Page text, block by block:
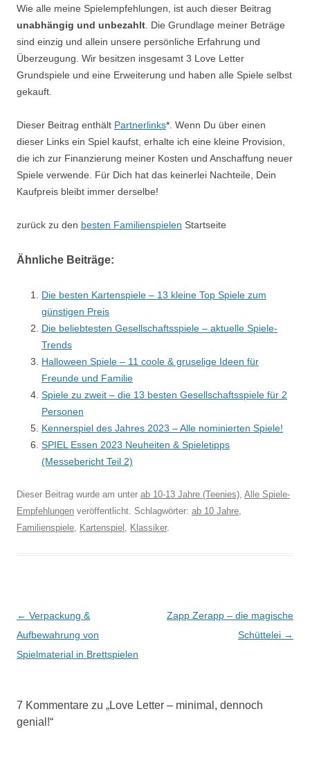
Wie alle meine Spielempfehlungen, ist auch dieser Beitrag
unabhängig und unbezahlt. Die Grundlage meiner Beträge
sind einzig und allein unsere persönliche Erfahrung und
Überzeugung. Wir besitzen insgesamt 3 Love Letter
Grundspiele und eine Erweiterung und haben alle Spiele selbst
gekauft.
Dieser Beitrag enthält Partnerlinks*. Wenn Du über einen
dieser Links ein Spiel kaufst, erhalte ich eine kleine Provision,
die ich zur Finanzierung meiner Kosten und Anschaffung neuer
Spiele verwende. Für Dich hat das keinerlei Nachteile, Dein
Kaufpreis bleibt immer derselbe!
zurück zu den besten Familienspielen Startseite
Ähnliche Beiträge:
Die besten Kartenspiele – 13 kleine Top Spiele zum
günstigen Preis
Die beliebtesten Gesellschaftsspiele – aktuelle Spiele-
Trends
Halloween Spiele – 11 coole & gruselige Ideen für
Freunde und Familie
Spiele zu zweit – die 13 besten Gesellschaftsspiele für 2
Personen
Kennerspiel des Jahres 2023 – Alle nominierten Spiele!
SPIEL Essen 2023 Neuheiten & Spieletipps
(Messebericht Teil 2)
Dieser Beitrag wurde am unter ab 10-13 Jahre (Teenies), Alle Spiele-
Empfehlungen veröffentlicht. Schlagwörter: ab 10 Jahre,
Familienspiele, Kartenspiel , Klassiker.
Beitragsnavigation
← Verpackung &
Aufbewahrung von
Spielmaterial in Brettspielen
Zapp Zerapp – die magische
Schüttelei →
7 Kommentare zu „Love Letter – minimal, dennoch
genial!“